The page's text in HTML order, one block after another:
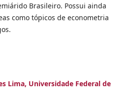
Brasileiro. Possui ainda
como tópicos de econometria
Lima, Universidade Federal de